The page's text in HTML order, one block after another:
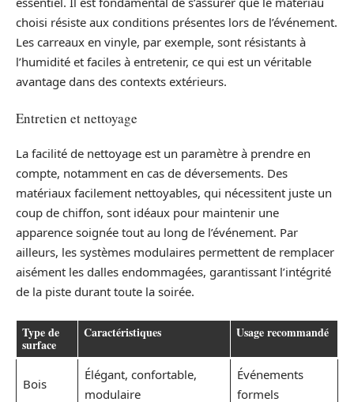
choisi résiste aux conditions présentes lors de l’événement.
Les carreaux en vinyle, par exemple, sont résistants à
l’humidité et faciles à entretenir, ce qui est un véritable
avantage dans des contexts extérieurs.
Entretien et nettoyage
La facilité de nettoyage est un paramètre à prendre en
compte, notamment en cas de déversements. Des
matériaux facilement nettoyables, qui nécessitent juste un
coup de chiffon, sont idéaux pour maintenir une
apparence soignée tout au long de l’événement. Par
ailleurs, les systèmes modulaires permettent de remplacer
aisément les dalles endommagées, garantissant l’intégrité
de la piste durant toute la soirée.
Type de
surface
Caractéristiques Usage recommandé
Bois
Élégant, confortable,
modulaire
Événements
formels